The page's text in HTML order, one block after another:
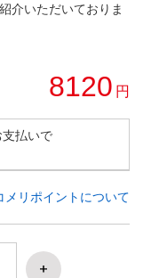
介いただいておりま
8120 円
払いで
メリポイントについて